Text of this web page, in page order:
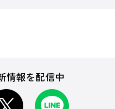
情報を配信中